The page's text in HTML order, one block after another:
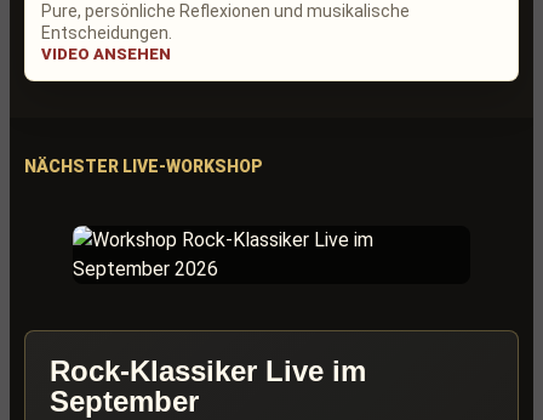
Pure, persönliche Reflexionen und musikalische
Entscheidungen.
VIDEO ANSEHEN
NÄCHSTER LIVE-WORKSHOP
Rock-Klassiker Live im
September